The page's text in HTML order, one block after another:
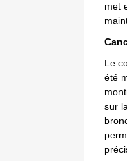
met
Le
été
sur